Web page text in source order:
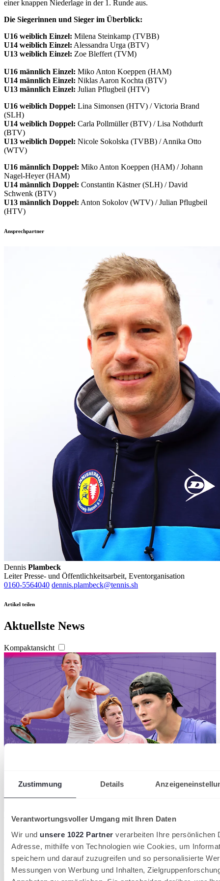
Zustimmung Details
Verantwortungsvoller Umgang mit Ihren Daten
Wir und unsere 1022 Partner verarbeiten Ihre persönlichen
Adresse, mithilfe von Technologien wie Cookies, um
speichern und darauf zuzugreifen und so personalisierte
Messungen von Werbung und Inhalten,
einer knappen Niederlage in der 1. Runde aus.
Die Siegerinnen und Sieger im Überblick:
U16 weiblich Einzel: Milena Steinkamp (TVBB)
U14 weiblich Einzel: Alessandra Urga (BTV)
U13 weiblich Einzel: Zoe Bleffert (TVM)
U16 männlich Einzel: Miko Anton Koeppen (HAM)
U14 männlich Einzel: Niklas Aaron Kochta (BTV)
U13 männlich Einzel: Julian Pflugbeil (HTV)
U16 weiblich Doppel: Lina Simonsen (HTV) / Victoria Brand
(SLH)
U14 weiblich Doppel: Carla Pollmüller (BTV) / Lisa Nothdurft
(BTV)
U13 weiblich Doppel: Nicole Sokolska (TVBB) / Annika Otto
(WTV)
U16 männlich Doppel: Miko Anton Koeppen (HAM) / Johann
Nagel-Heyer (HAM)
U14 männlich Doppel: Constantin Kästner (SLH) / David
Schwenk (BTV)
U13 männlich Doppel: Anton Sokolov (WTV) / Julian Pflugbeil
(HTV)
Ansprechpartner
Dennis Plambeck
Leiter Presse- und Öffentlichkeitsarbeit, Eventorganisation
0160-5564040 dennis.plambeck@tennis.sh
Artikel teilen
Aktuellste News
Kompaktansicht
07/08/2026
Hamburg Ladies & Gents Cup: Wildcards für
zahlreiche deutsche Nachwuchshoffnungen
Tennisverband Schleswig-Holstein